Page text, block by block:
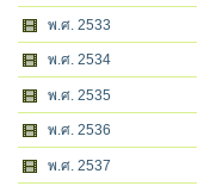
พ.ศ. 2533
พ.ศ. 2534
พ.ศ. 2535
พ.ศ. 2536
พ.ศ. 2537